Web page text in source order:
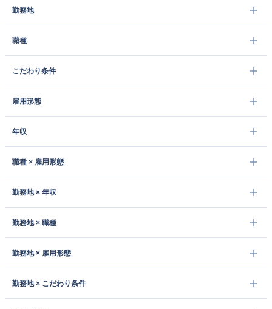
勤務地
職種
こだわり条件
雇用形態
年収
職種 × 雇用形態
勤務地 × 年収
勤務地 × 職種
勤務地 × 雇用形態
勤務地 × こだわり条件